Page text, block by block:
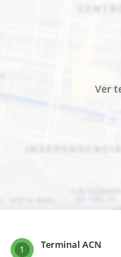
Ver
1 Terminal ACN